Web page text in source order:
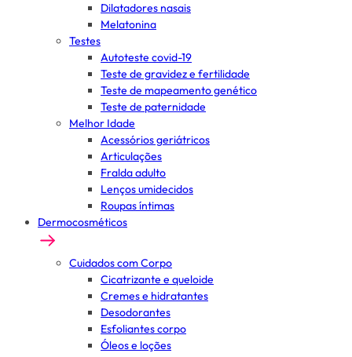
Dilatadores nasais
Melatonina
Testes
Autoteste covid-19
Teste de gravidez e fertilidade
Teste de mapeamento genético
Teste de paternidade
Melhor Idade
Acessórios geriátricos
Articulações
Fralda adulto
Lenços umidecidos
Roupas íntimas
Dermocosméticos
Cuidados com Corpo
Cicatrizante e queloide
Cremes e hidratantes
Desodorantes
Esfoliantes corpo
Óleos e loções